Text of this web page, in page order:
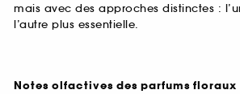
mais avec des approches distinctes :
l’autre plus essentielle.
Notes olfactives des parfums floraux